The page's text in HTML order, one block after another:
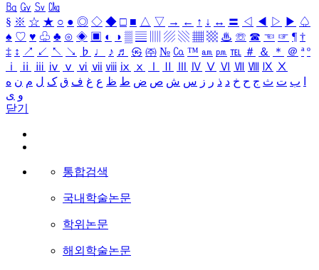
㏃ ㏉ ㏜ ㏆
§ ※ ☆ ★ ○ ● ◎ ◇ ◆ □ ■ △ ▽ → ← ↑ ↓ ↔ 〓 ◁ ◀ ▷ ▶ ♤
♠ ♡ ♥ ♧ ♣ ⊙ ◈ ▣ ◐ ◑ ▒ ▤ ▨ ▧ ▦ ▩ ♨ ☏ ☎ ☜ ☞ ¶ †
‡ ↕ ↗ ↙ ↖ ↘ ♭ ♩ ♪ ♬ ㉿ ㈜ № ㏇ ™ ㏂ ㏘ ℡ ＃ ＆ ＊ ＠ ª º
ⅰ
ⅱ ⅲ ⅳ ⅴ ⅵ ⅶ ⅷ ⅸ ⅹ Ⅳ Ⅴ Ⅵ Ⅶ Ⅷ Ⅸ Ⅹ
ب ت ث ج ح خ د ذ ر ز س ش ص ض ط ظ ع غ ف ق ک ل م ن ه
و ی
닫기
통합검색
국내학술논문
학위논문
해외학술논문